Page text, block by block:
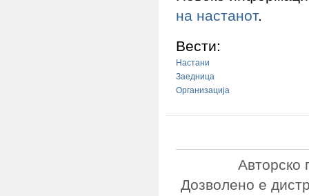
на настанот.
Вести:
Настани
Заедница
Организација
Авторско
Дозволено е